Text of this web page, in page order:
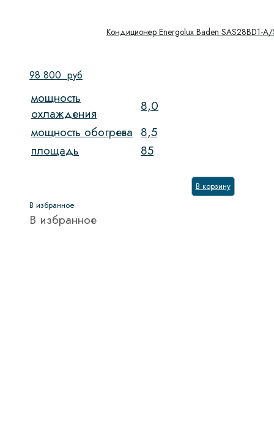
Кондиционер Energolux Baden SAS28BD1-A/
98 800 руб
мощность
охлаждения
8,0
мощность обогрева 8,5
площадь
85
В корзину
В избранное
В избранное